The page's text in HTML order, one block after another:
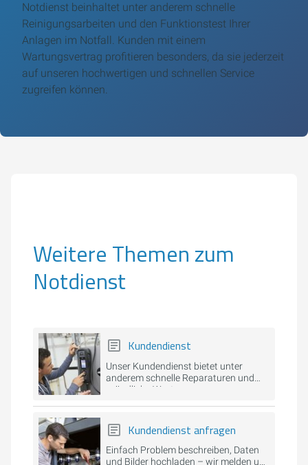
Notdienst beinhaltet unter anderem schnelle
Reinigungsarbeiten und den Funktionstest Ihrer
Anlagen im Notfall. Kunden mit einem
Wartungsvertrag profitieren besonders, da sie jederzeit
auf unseren hochwertigen und schnellen Service
zugreifen können.
Weitere Themen zum
Notdienst
Kundendienst
Unser Kundendienst bietet unter
anderem schnelle Reparaturen und
gründliche Wartungen.
Kundendienst anfragen
Einfach Problem beschreiben, Daten
und Bilder hochladen – wir melden uns